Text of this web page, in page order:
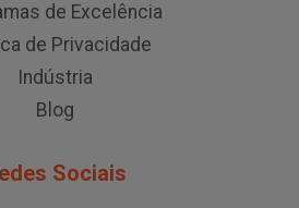
de Excelência
de Privacidade
Indústria
Blog
Sociais